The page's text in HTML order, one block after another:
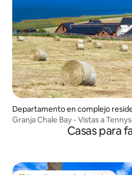
Departamento en complejo
e of Wight
Granja Chale Bay - Vistas a
Casas para